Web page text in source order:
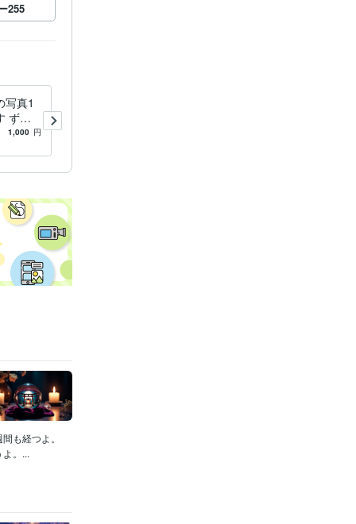
255
写真1
ずっ
瞳の奥
1,000 円
も経つよ。
。...